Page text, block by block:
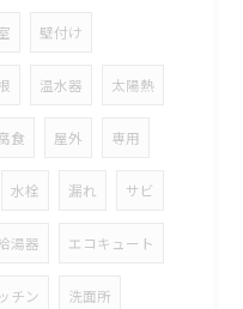
壁付け
温水器 太陽熱
食 屋外 専用
水栓 漏れ サビ
湯器 エコキュート
チン 洗面所